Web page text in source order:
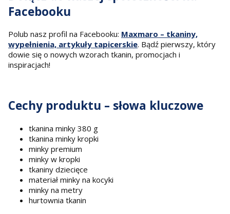
Facebooku
Polub nasz profil na Facebooku: Maxmaro – tkaniny,
wypełnienia, artykuły tapicerskie. Bądź pierwszy, który
dowie się o nowych wzorach tkanin, promocjach i
inspiracjach!
Cechy produktu – słowa kluczowe
tkanina minky 380 g
tkanina minky kropki
minky premium
minky w kropki
tkaniny dziecięce
materiał minky na kocyki
minky na metry
hurtownia tkanin